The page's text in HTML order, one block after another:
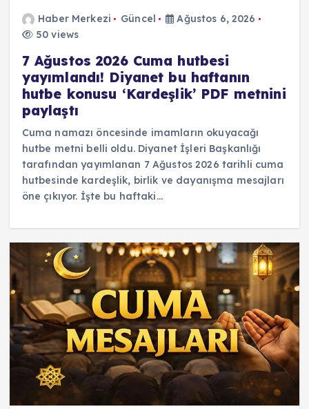
Haber Merkezi Güncel
Ağustos 6, 2026
50 views
7 Ağustos 2026 Cuma hutbesi
yayımlandı! Diyanet bu haftanın
hutbe konusu ‘Kardeşlik’ PDF metnini
paylaştı
Cuma namazı öncesinde imamların okuyacağı
hutbe metni belli oldu. Diyanet İşleri Başkanlığı
tarafından yayımlanan 7 Ağustos 2026 tarihli cuma
hutbesinde kardeşlik, birlik ve dayanışma mesajları
öne çıkıyor. İşte bu haftaki…